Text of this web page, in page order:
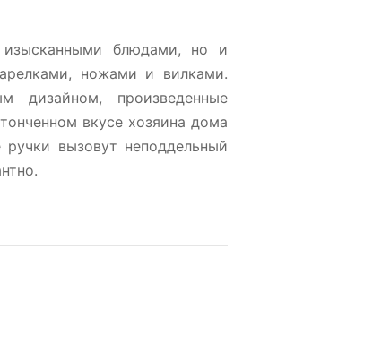
изысканными блюдами, но и
ножами и вилками.
произведенные
вкусе хозяина дома
вызовут неподдельный